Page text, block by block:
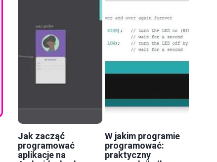
Jak zacząć
programować
aplikacje na
W jakim programie
programować:
praktyczny